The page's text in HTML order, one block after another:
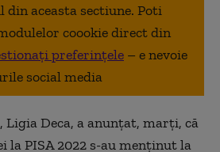
aceasta sectiune. Poti
coookie direct din
preferințele – e nevoie
social media
Deca, a anunţat, marţi, că
la PISA 2022 s-au menţinut la